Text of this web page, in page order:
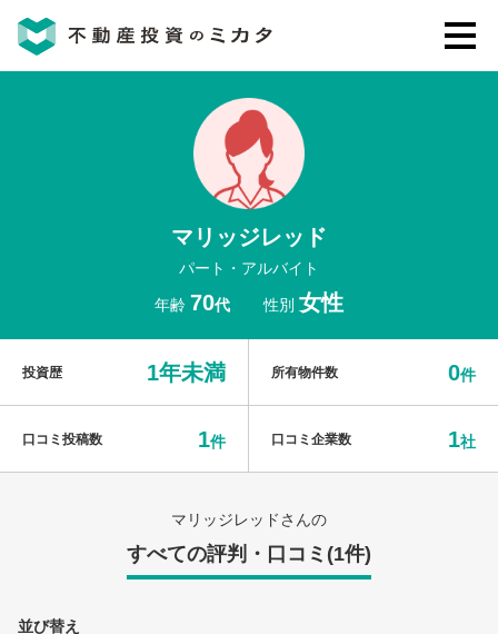
不動産投資のミカタとは
不動産投資会社の評判・口コミ
マリッジレッド
パート・アルバイト
年齢 70代 性別 女性
投資歴 1年未満 所有物件数 0件
口コミ投稿数 1件 口コミ企業数 1社
マリッジレッドさんの
すべての評判・口コミ(1件)
並び替え